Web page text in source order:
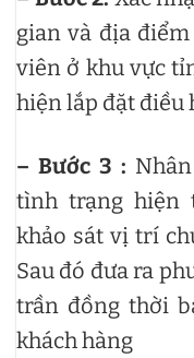
gian và địa
viên ở khu vực
hiện lắp đặt điều
– Bước 3 :
tình trạng hiện
khảo sát vị trí
Sau đó đưa ra
trần đồng thời
khách hàng